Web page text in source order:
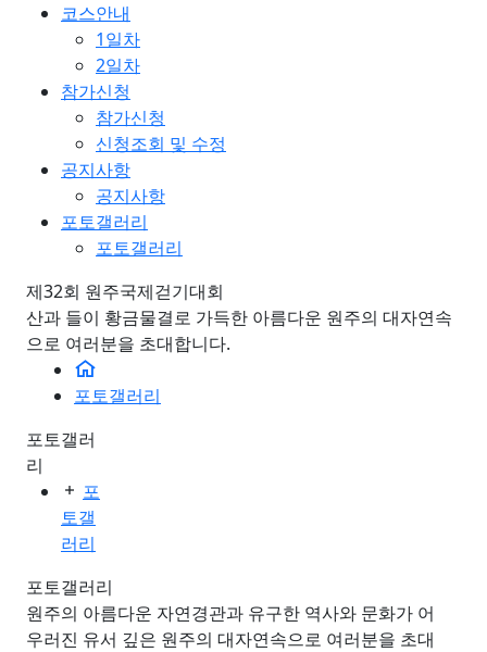
코스안내
1일차
2일차
참가신청
참가신청
신청조회 및 수정
공지사항
공지사항
포토갤러리
포토갤러리
제32회 원주국제걷기대회
산과 들이 황금물결로 가득한 아름다운 원주의 대자연속
으로 여러분을 초대합니다.
포토갤러리
포토갤러
리
포
토갤
러리
포토갤러리
원주의 아름다운 자연경관과 유구한 역사와 문화가 어
우러진 유서 깊은 원주의 대자연속으로 여러분을 초대